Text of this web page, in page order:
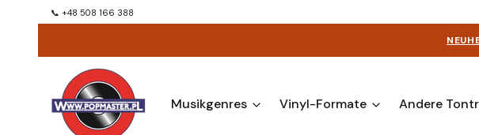
📞 +48 508 166 388
Musikgenres Vinyl-Formate Andere